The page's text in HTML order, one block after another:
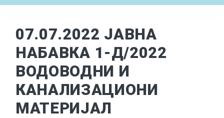
07.07.2022 ЈАВНА
НАБАВКА 1-Д/2022
ВОДОВОДНИ И
КАНАЛИЗАЦИОНИ
МАТЕРИЈАЛ